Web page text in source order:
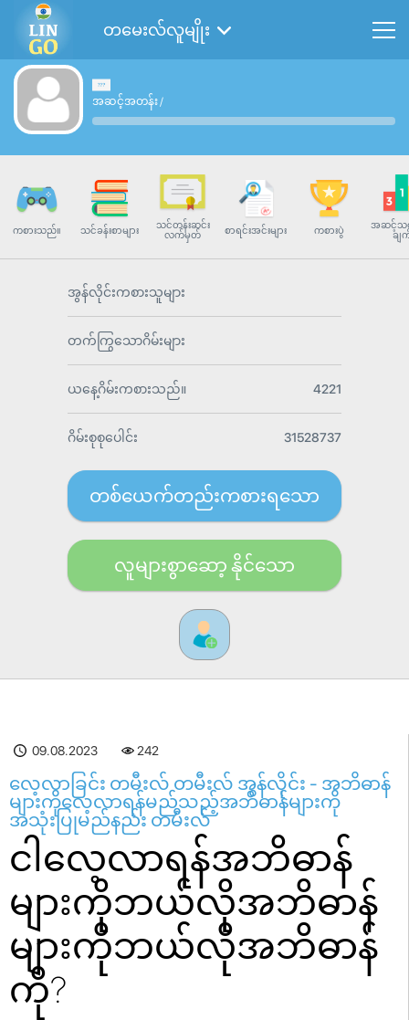
တမေးလ်လူမျိုး
အဆင့်အတန်း/
ကစားသည်။ သင်ခန်းစာများ
သင်တန်းဆင်း
လက်မှတ်
စာရင်းအင်းများ ကစားပွဲ
အဆင့်သ
ချ
အွန်လိုင်းကစားသူများ
တက်ကြွသောဂိမ်းများ
ယနေ့ဂိမ်းကစားသည်။ 4221
ဂိမ်းစုစုပေါင်း 31528737
တစ်ယေက်တည်းကစားရသော
လူများစွာဆော့ နိုင်သော
09.08.2023 242
လေ့လာခြင်း တမီးလ် တမီးလ် အွန်လိုင်း - အဘိဓာန်
များကိုလေ့လာရန်မည်သည့်အဘိဓာန်များကို
အသုံးပြုမည်နည်း တမီးလ်
ငါလေ့လာရန်အဘိဓာန်
များကိုဘယ်လိုအဘိဓာန်
များကိုဘယ်လိုအဘိဓာန်
ကို?